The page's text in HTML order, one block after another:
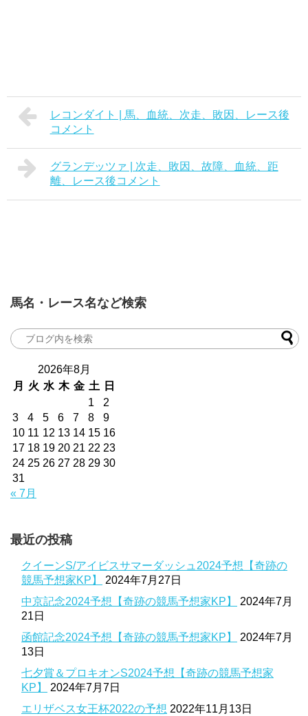
レコンダイト | 馬、血統、次走、敗因、レース後
コメント
グランデッツァ | 次走、敗因、故障、血統、距
離、レース後コメント
馬名・レース名など検索
2026年8月
月
火 水 木 金 土
日
1
2
3
4 5 6 7 8
9
10 11 12 13 14 15 16
17 18 19 20 21 22 23
24 25 26 27 28 29 30
31
« 7月
最近の投稿
クイーンS/アイビスサマーダッシュ2024予想【奇跡の
競馬予想家KP】
2024年7月27日
中京記念2024予想【奇跡の競馬予想家KP】
2024年7月
21日
函館記念2024予想【奇跡の競馬予想家KP】
2024年7月
13日
七夕賞＆プロキオンS2024予想【奇跡の競馬予想家
KP】
2024年7月7日
エリザベス女王杯2022の予想 2022年11月13日